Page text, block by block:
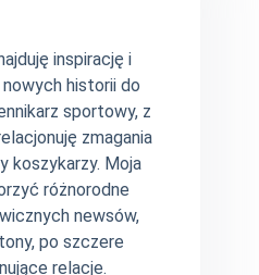
inspirację i
historii do
sportowy, z
zmagania
koszykarzy. Moja
różnorodne
newsów,
po szczere
relacje.